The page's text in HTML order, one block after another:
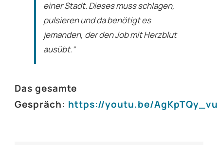
einer Stadt. Dieses muss schlagen,
pulsieren und da benötigt es
jemanden, der den Job mit Herzblut
ausübt.“
Das gesamte
Gespräch: https://youtu.be/